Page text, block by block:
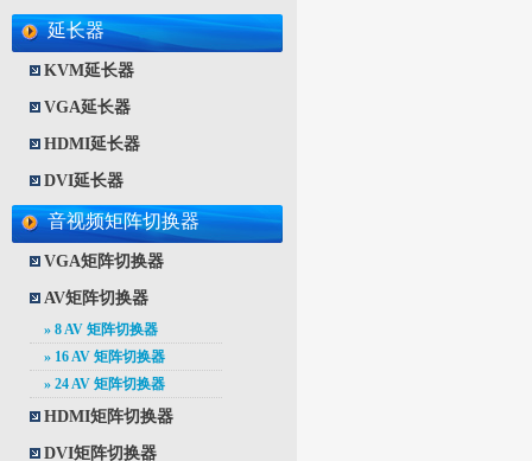
延长器
KVM延长器
VGA延长器
HDMI延长器
DVI延长器
音视频矩阵切换器
VGA矩阵切换器
AV矩阵切换器
» 8 AV 矩阵切换器
» 16 AV 矩阵切换器
» 24 AV 矩阵切换器
HDMI矩阵切换器
DVI矩阵切换器